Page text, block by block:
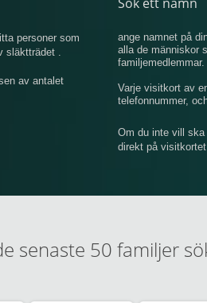
personer som
släktträdet .
av antalet
ange namnet på
alla de människor
familjemedlemmar.
Varje visitkort av
telefonnummer,
Om du inte vill
direkt på
senaste 50 familjer